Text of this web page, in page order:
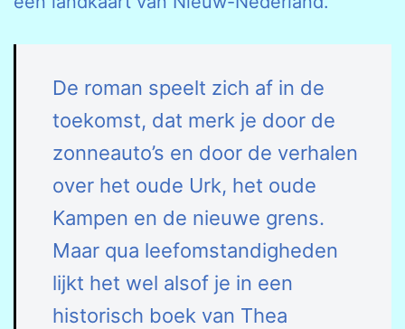
De roman speelt zich af in de
toekomst, dat merk je door de
zonneauto’s en door de verhalen
over het oude Urk, het oude
Kampen en de nieuwe grens.
Maar qua leefomstandigheden
lijkt het wel alsof je in een
historisch boek van Thea